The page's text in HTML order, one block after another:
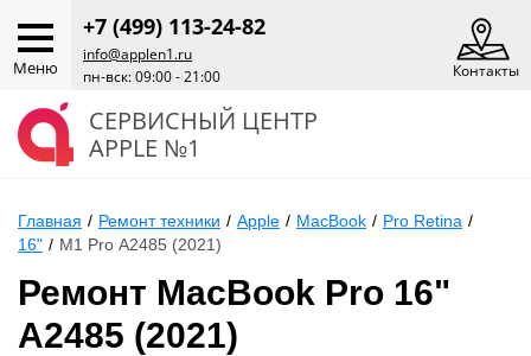
Меню
+7 (499) 113-24-82
info@applen1.ru
пн-вск: 09:00 - 21:00
Контакты
СЕРВИСНЫЙ ЦЕНТР
APPLE №1
Главная / Ремонт техники / Apple / MacBook / Pro Retina /
16" / M1 Pro А2485 (2021)
Ремонт MacBook Pro 16"
А2485 (2021)